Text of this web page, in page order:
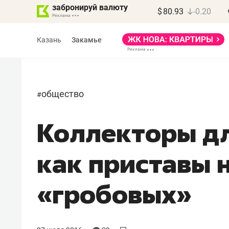
забронируй валюту $ 80.93 -0.20
Казань Закамье
#общество
Коллекторы
как приставы
«гробовых»
Василь Мазитов
МАРТ
«Не зная местных
правил, бизнес может
потерять минимум